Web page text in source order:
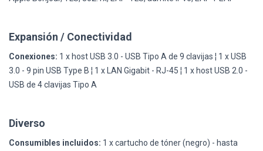
Expansión / Conectividad
Conexiones: 1 x host USB 3.0 - USB Tipo A de 9 clavijas ¦ 1 x USB
3.0 - 9 pin USB Type B ¦ 1 x LAN Gigabit - RJ-45 ¦ 1 x host USB 2.0 -
USB de 4 clavijas Tipo A
Diverso
Consumibles incluidos: 1 x cartucho de tóner (negro) - hasta